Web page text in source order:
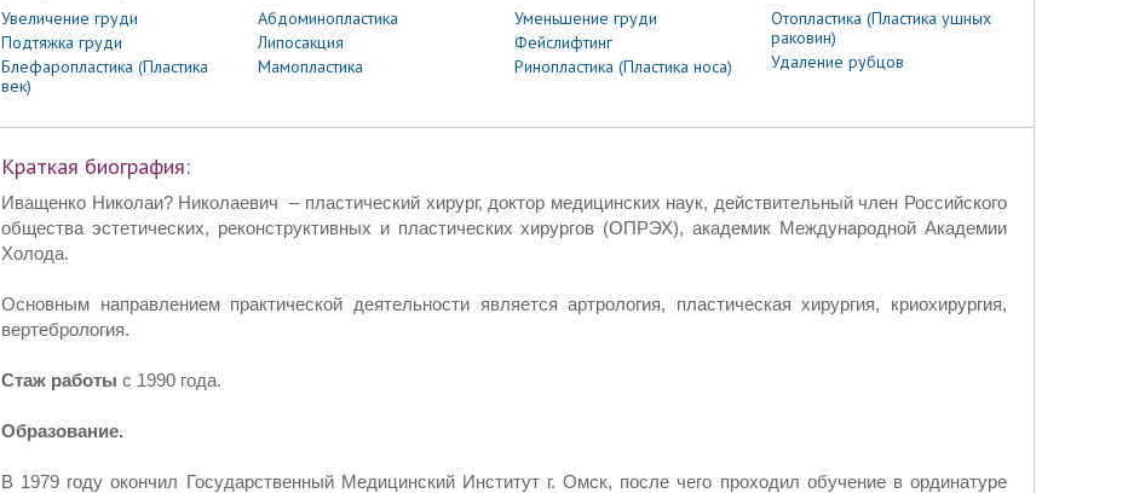
Увеличение груди
Подтяжка груди
Блефаропластика (Пластика
век)
Абдоминопластика
Липосакция
Мамопластика
Уменьшение груди
Фейслифтинг
Ринопластика (Пластика носа)
Отопластика (Пластика ушных
раковин)
Удаление рубцов
Краткая биография:
Иващенко Николаи? Николаевич
– пластический хирург, доктор медицинских наук, действительный член Российского
общества эстетических, реконструктивных и пластических хирургов (ОПРЭХ), академик Международной Академии
Холода.
Основным направлением практической деятельности является артрология, пластическая хирургия, криохирургия,
вертебрология.
Стаж работы с 1990 года.
Образование.
В 1979 году окончил Государственный Медицинский Институт г. Омск, после чего проходил обучение в ординатуре